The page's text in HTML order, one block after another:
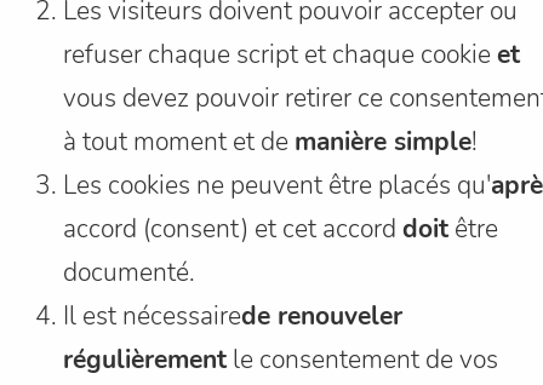
Les visiteurs doivent pouvoir accepter ou
refuser chaque script et chaque cookieet
vous devez pouvoir retirer ce
à tout moment et de manière simple!
Les cookies ne peuvent être placés qu'
accord (consent) et cet accorddoitêtre
documenté.
Il est nécessairede renouveler
régulièrementle consentement de vos